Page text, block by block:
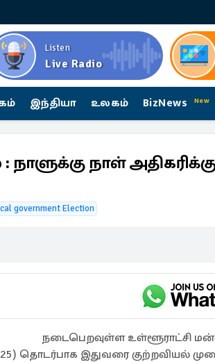
Listen
Live Radio
இந்தியா உலகம் BizNews New
நாள்
government Election
நடைபெறவுள்ள உள்ளூராட்சி
தொடர்பாக இதுவரை குற்றவியல்